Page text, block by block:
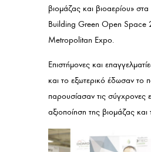
βιομάζας και βιοαερίου» στα
Building Green Open Space
Metropolitan Expo.
Επιστήμονες και
και το εξωτερικό έδωσαν το
παρουσίασαν τις σύγχρονες
αξιοποίηση της βιομάζας και